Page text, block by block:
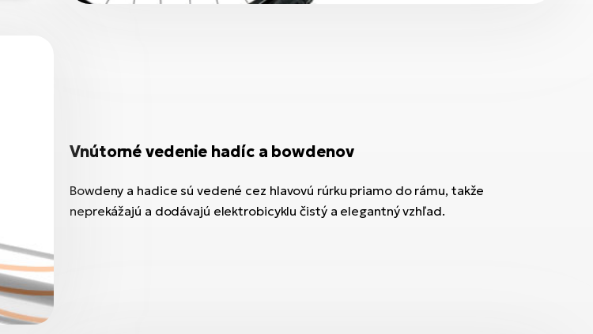
Vnútorné vedenie hadíc a bowdenov
Bowdeny a hadice sú vedené cez hlavovú rúrku priamo do rámu, takže
neprekážajú a dodávajú elektrobicyklu čistý a elegantný vzhľad.